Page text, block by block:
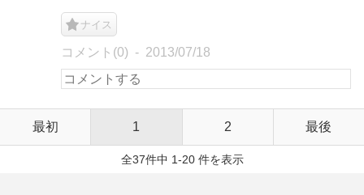
ナイス
コメント(0) 2013/07/18
最初 1 2 最後
全37件中 1-20 件を表示